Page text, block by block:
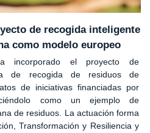
de recogida inteligente
como modelo europeo
incorporado el proyecto de
de recogida de residuos de
de iniciativas financiadas por
como un ejemplo de
de residuos. La actuación forma
Transformación y Resiliencia y